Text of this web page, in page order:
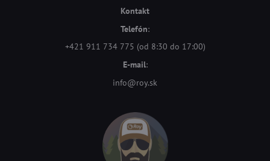
Kontakt
Telefón:
+421 911 734 775 (od 8:30 do 17:00)
E-mail:
info@roy.sk